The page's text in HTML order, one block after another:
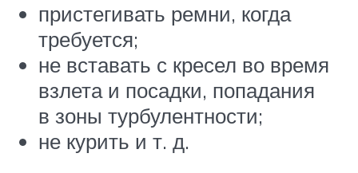
пристегивать ремни, когда
требуется;
не вставать с кресел во время
взлета и посадки, попадания
в зоны турбулентности;
не курить и т. д.